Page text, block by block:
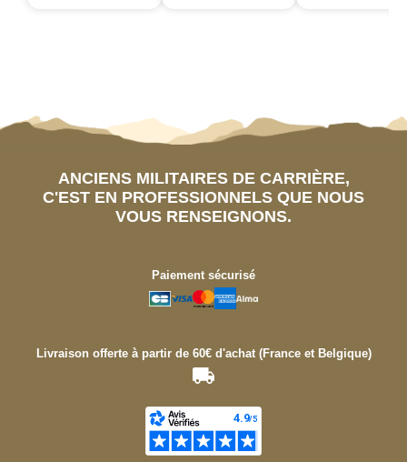
ANCIENS MILITAIRES DE CARRIÈRE,
C'EST EN PROFESSIONNELS QUE NOUS
VOUS RENSEIGNONS.
Paiement sécurisé
Livraison offerte à partir de 60€ d'achat (France et Belgique)